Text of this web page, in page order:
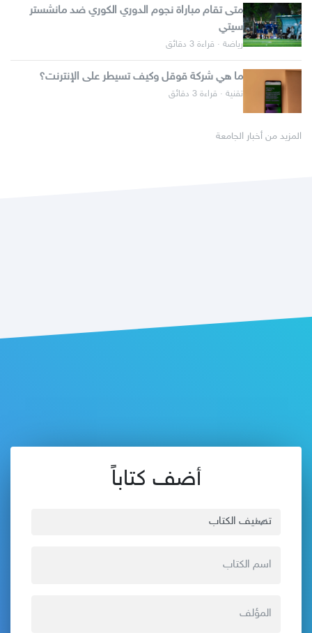
متى تقام مباراة نجوم الدوري الكوري ضد مانشستر
سيتي
رياضة · قراءة 3 دقائق
ما هي شركة قوقل وكيف تسيطر على الإنترنت؟
تقنية · قراءة 3 دقائق
المزيد من أخبار الجامعة
أضف كتاباً